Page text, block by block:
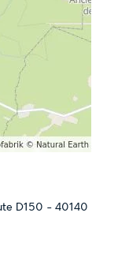
D150 - 40140